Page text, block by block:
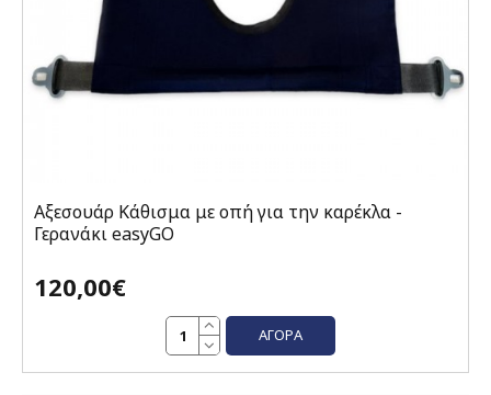
Αξεσουάρ Κάθισμα με οπή για την καρέκλα -
Γερανάκι easyGO
120,00€
ΑΓΟΡΆ